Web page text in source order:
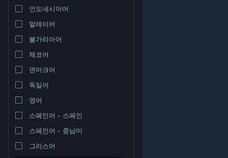
인도네시아어
말레이어
불가리아어
체코어
덴마크어
독일어
영어
스페인어 - 스페인
스페인어 - 중남미
그리스어